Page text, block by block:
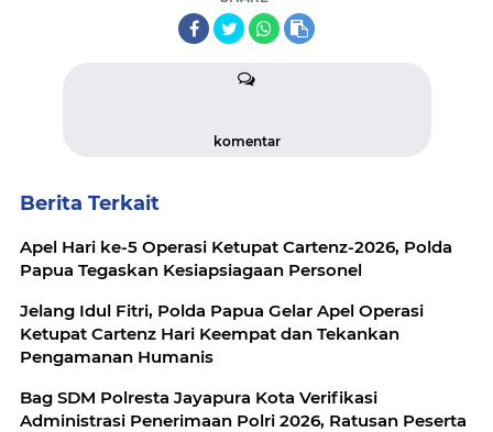
komentar
Berita Terkait
Apel Hari ke-5 Operasi Ketupat Cartenz-2026, Polda
Papua Tegaskan Kesiapsiagaan Personel
Jelang Idul Fitri, Polda Papua Gelar Apel Operasi
Ketupat Cartenz Hari Keempat dan Tekankan
Pengamanan Humanis
Bag SDM Polresta Jayapura Kota Verifikasi
Administrasi Penerimaan Polri 2026, Ratusan Peserta